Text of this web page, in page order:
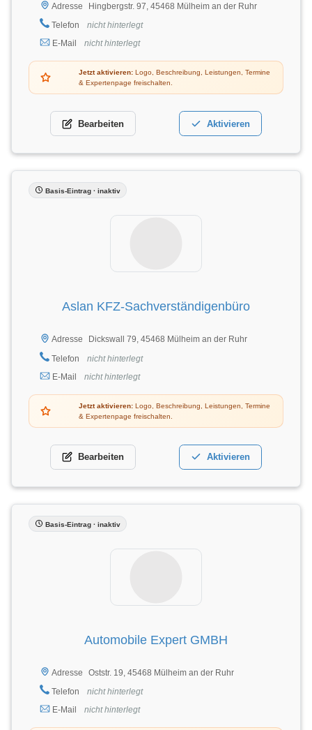
Adresse
Hingbergstr. 97, 45468 Mülheim an der Ruhr
Telefon
nicht hinterlegt
E-Mail
nicht hinterlegt
Jetzt aktivieren: Logo, Beschreibung, Leistungen, Termine
& Expertenpage freischalten.
Bearbeiten Aktivieren
Basis-Eintrag · inaktiv
Aslan KFZ-Sachverständigenbüro
Adresse
Dickswall 79, 45468 Mülheim an der Ruhr
Telefon
nicht hinterlegt
E-Mail
nicht hinterlegt
Jetzt aktivieren: Logo, Beschreibung, Leistungen, Termine
& Expertenpage freischalten.
Bearbeiten Aktivieren
Basis-Eintrag · inaktiv
Automobile Expert GMBH
Adresse
Oststr. 19, 45468 Mülheim an der Ruhr
Telefon
nicht hinterlegt
E-Mail
nicht hinterlegt